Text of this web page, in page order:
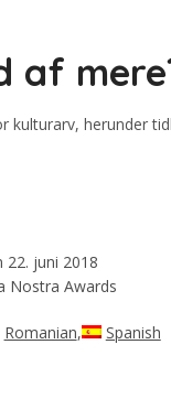
af
herunder
22. juni 2018
Nostra Awards
Romanian Spanish